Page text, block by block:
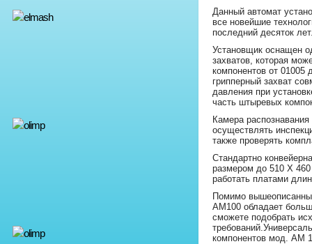
Данный автомат
все новейшие
последний десяток
Установщик оснащен
захватов, которая
компонентов от
грипперный захват
давления при
часть штыревых
Камера
осуществлять
также проверять
Стандартно
размером до 510 X
работать платами
Помимо
AM100 обладает
сможете подобрать
компонентов мод. AM